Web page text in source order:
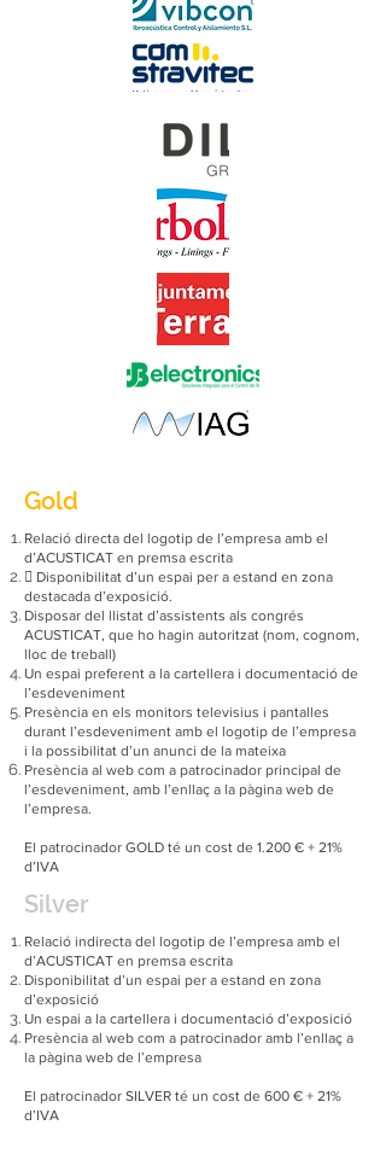
Gold
Relació directa del logotip de l’empresa amb el
d’ACUSTICAT en premsa escrita
 Disponibilitat d’un espai per a estand en zona
destacada d’exposició.
Disposar del llistat d’assistents als congrés
ACUSTICAT, que ho hagin autoritzat (nom, cognom,
lloc de treball)
Un espai preferent a la cartellera i documentació de
l’esdeveniment
Presència en els monitors televisius i pantalles
durant l’esdeveniment amb el logotip de l’empresa
i la possibilitat d’un anunci de la mateixa
Presència al web com a patrocinador principal de
l’esdeveniment, amb l’enllaç a la pàgina web de
l’empresa.
El patrocinador GOLD té un cost de 1.200 € + 21%
d’IVA
Silver
Relació indirecta del logotip de l’empresa amb el
d’ACUSTICAT en premsa escrita
Disponibilitat d’un espai per a estand en zona
d’exposició
Un espai a la cartellera i documentació d’exposició
Presència al web com a patrocinador amb l’enllaç a
la pàgina web de l’empresa
El patrocinador SILVER té un cost de 600 € + 21%
d’IVA